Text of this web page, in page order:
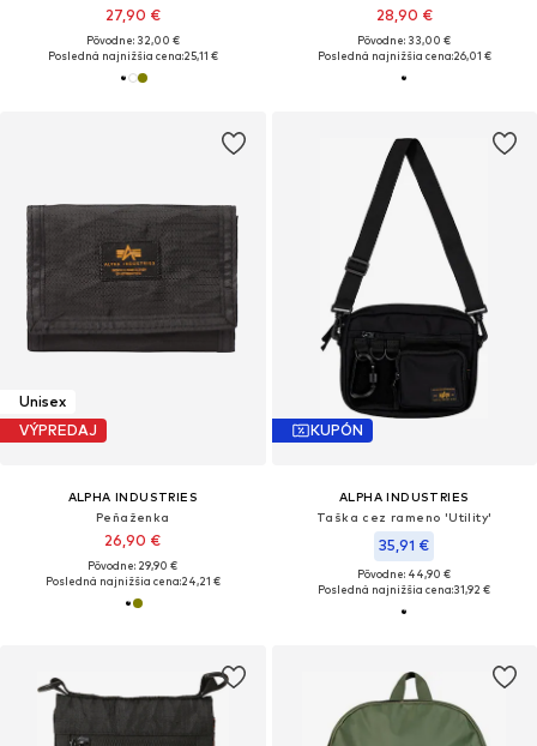
27,90 €
Pôvodne: 32,00 €
Posledná najnižšia cena:25,11 €
28,90 €
Pôvodne: 33,00 €
Posledná najnižšia cena:26,01 €
Unisex
VÝPREDAJ
ALPHA INDUSTRIES
Peňaženka
26,90 €
Pôvodne: 29,90 €
Posledná najnižšia cena:24,21 €
KUPÓN
ALPHA INDUSTRIES
Taška cez rameno 'Utility'
35,91 €
Pôvodne: 44,90 €
Posledná najnižšia cena:31,92 €